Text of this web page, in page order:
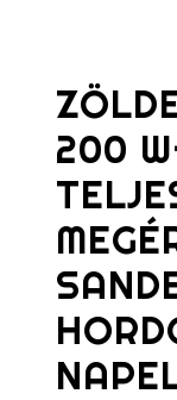
200